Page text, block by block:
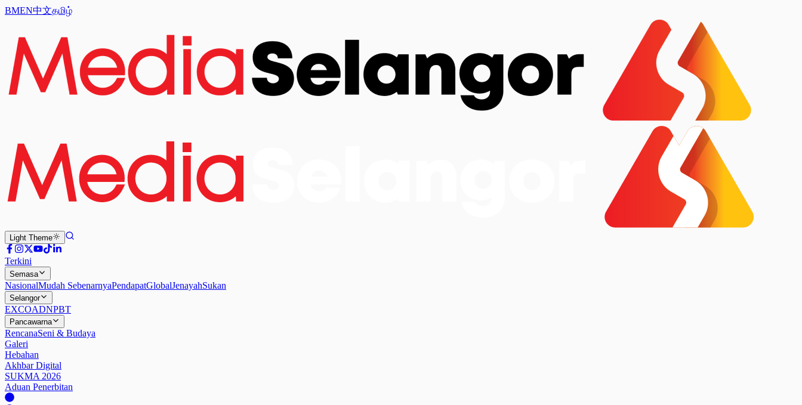
BMEN中文தமிழ்
Light Theme
Terkini
Semasa
NasionalMudah SebenarnyaPendapatGlobalJenayahSukan
Selangor
EXCOADNPBT
Pancawarna
RencanaSeni & Budaya
Galeri
Hebahan
Akhbar Digital
SUKMA 2026
Aduan Penerbitan